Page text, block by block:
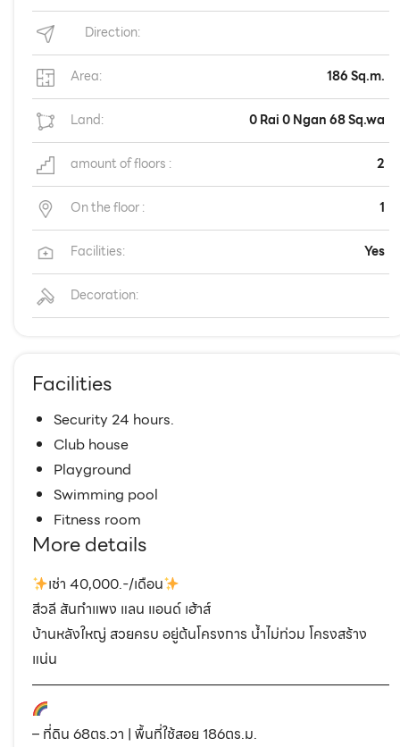
Direction:
Area: 186 Sq.m.
Land: 0 Rai 0 Ngan 68 Sq.wa
amount of floors : 2
On the floor : 1
Facilities: Yes
Decoration:
Facilities
Security 24 hours.
Club house
Playground
Swimming pool
Fitness room
More details
เช่า 40,000.-/เดือน
สีวลี สันกำแพง แลน แอนด์ เฮ้าส์
บ้านหลังใหญ่ สวยครบ อยู่ต้นโครงการ น้ำไม่ท่วม โครงสร้าง
แน่น
―――――――――――――――――――――――――
– ที่ดิน 68ตร.วา | พื้นที่ใช้สอย 186ตร.ม.